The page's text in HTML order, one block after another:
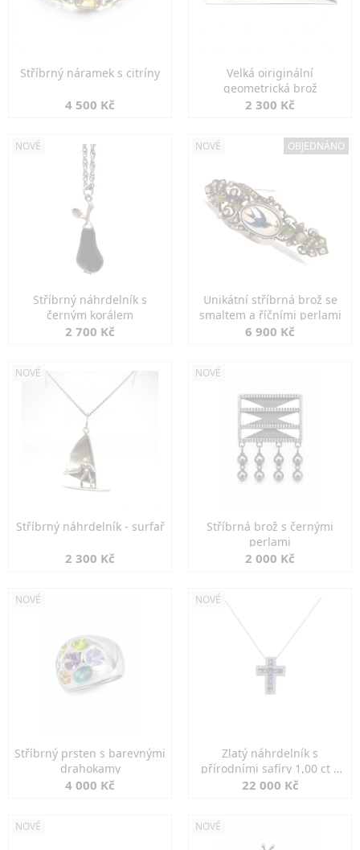
Stříbrný náramek s citríny
4 500 Kč
Velká oiriginální
geometrická brož
2 300 Kč
NOVÉ
Stříbrný náhrdelník s
černým korálem
2 700 Kč
NOVÉ OBJEDNÁNO
Unikátní stříbrná brož se
smaltem a říčními perlami
6 900 Kč
NOVÉ
Stříbrný náhrdelník - surfař
2 300 Kč
NOVÉ
Stříbrná brož s černými
perlami
2 000 Kč
NOVÉ
Stříbrný prsten s barevnými
drahokamy
4 000 Kč
NOVÉ
Zlatý náhrdelník s
přírodními safíry 1,00 ct a
diamanty
22 000 Kč
NOVÉ NOVÉ